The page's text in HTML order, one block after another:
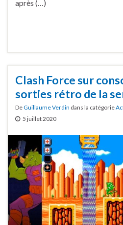
après (…)
Clash Force sur
sorties rétro de la
DeGuillaume Verdin dans la catégorie
5 juillet 2020